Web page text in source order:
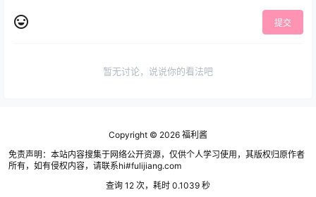
提交
暂无讨论，说说你的看法吧
Copyright © 2026 福利酱
免责声明：本站内容搜集于网络公开资源，仅供个人学习使用，其版权归原作者
所有，如有侵权内容，请联系hi#fulijiang.com
查询 12 次，耗时 0.1039 秒